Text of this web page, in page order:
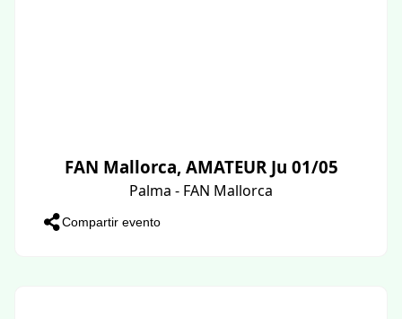
FAN Mallorca, AMATEUR Ju 01/05
Palma - FAN Mallorca
Compartir evento